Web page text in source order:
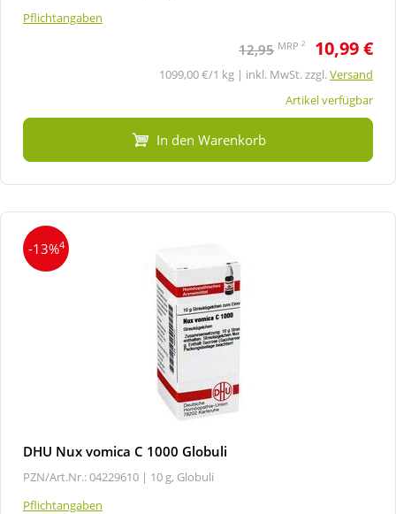
Pflichtangaben
12,95 MRP 2 10,99 €
1099,00 €/1 kg | inkl. MwSt. zzgl.Versand
Artikel verfügbar
In den Warenkorb
-13%4
DHU Nux vomica C 1000 Globuli
PZN/Art.Nr.: 04229610 | 10 g, Globuli
Pflichtangaben